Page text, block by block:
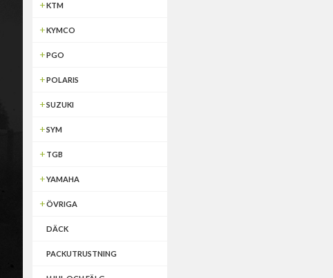
KTM
KYMCO
PGO
POLARIS
SUZUKI
SYM
TGB
YAMAHA
ÖVRIGA
DÄCK
PACKUTRUSTNING